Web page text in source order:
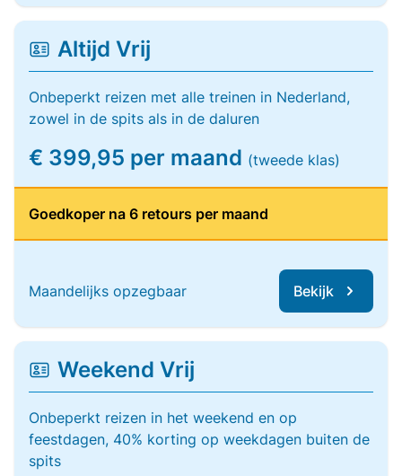
Altijd Vrij
Onbeperkt reizen met alle treinen in Nederland,
zowel in de spits als in de daluren
€ 399,95 per maand (tweede klas)
Goedkoper na 6 retours per maand
Maandelijks opzegbaar Bekijk
Weekend Vrij
Onbeperkt reizen in het weekend en op
feestdagen, 40% korting op weekdagen buiten de
spits